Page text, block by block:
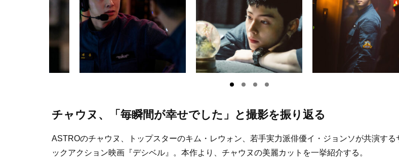
チャウヌ、「毎瞬間が幸せでした」と撮影を振り返る
ASTROのチャウヌ、トップスターのキム・レウォン、若手実力派俳優イ・ジョンソが共演する
ックアクション映画『デシベル』。本作より、チャウヌの美麗カットを一挙紹介する。